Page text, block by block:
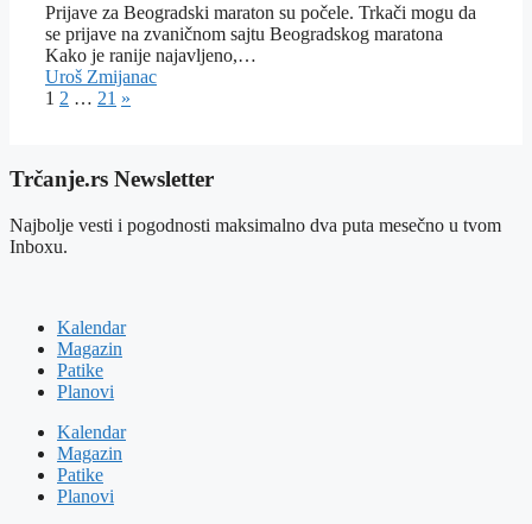
Prijave za Beogradski maraton su počele. Trkači mogu da
se prijave na zvaničnom sajtu Beogradskog maratona
Kako je ranije najavljeno,…
Uroš Zmijanac
1 2 … 21 »
Trčanje.rs Newsletter
Najbolje vesti i pogodnosti maksimalno dva puta mesečno u tvom
Inboxu.
Kalendar
Magazin
Patike
Planovi
Kalendar
Magazin
Patike
Planovi